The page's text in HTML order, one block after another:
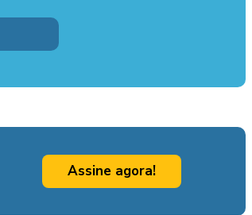
Assine agora!